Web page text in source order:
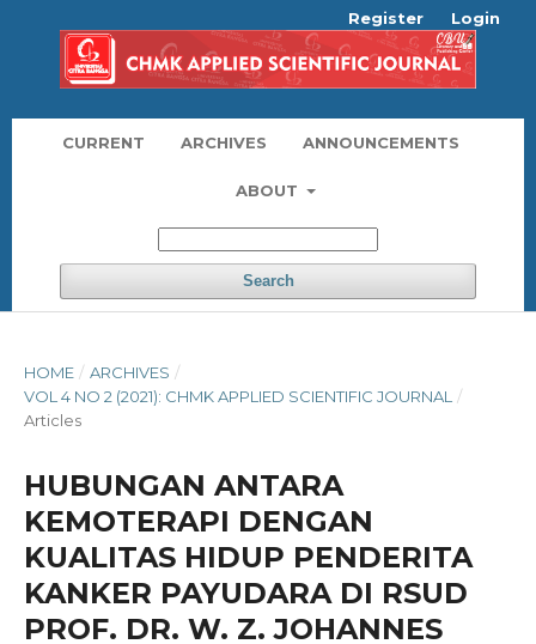
CURRENT ARCHIVES ANNOUNCEMENTS
ABOUT
Search
Register Login
HOME / ARCHIVES /
VOL 4 NO 2 (2021): CHMK APPLIED SCIENTIFIC JOURNAL
/
Articles
HUBUNGAN ANTARA
KEMOTERAPI DENGAN
KUALITAS HIDUP PENDERITA
KANKER PAYUDARA DI RSUD
PROF. DR. W. Z. JOHANNES